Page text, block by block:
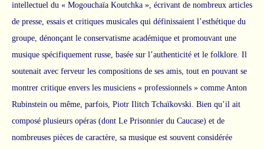
intellectuel du « Mogouchaïa Koutchka », écrivant de nombreux articles
de presse, essais et critiques musicales qui définissaient l’esthétique du
groupe, dénonçant le conservatisme académique et promouvant une
musique spécifiquement russe, basée sur l’authenticité et le folklore. Il
soutenait avec ferveur les compositions de ses amis, tout en pouvant se
montrer critique envers les musiciens « professionnels » comme Anton
Rubinstein ou même, parfois, Piotr Ilitch Tchaïkovski. Bien qu’il ait
composé plusieurs opéras (dont Le Prisonnier du Caucase) et de
nombreuses pièces de caractère, sa musique est souvent considérée